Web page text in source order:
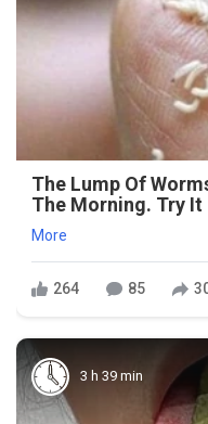
The Lump Of
The Morning. Try It
More
264 85
3 h 39 min